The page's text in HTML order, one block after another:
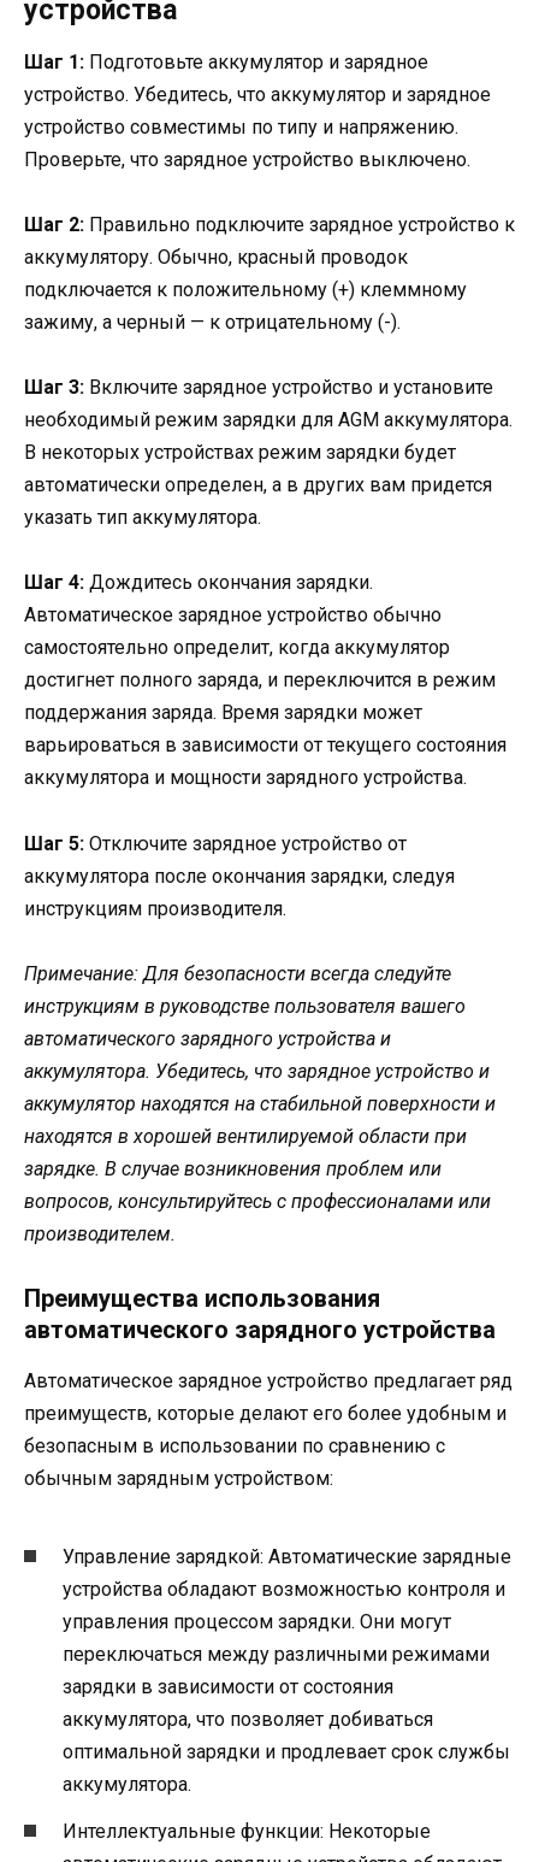
устройства
Шаг 1: Подготовьте аккумулятор и зарядное
устройство. Убедитесь, что аккумулятор и зарядное
устройство совместимы по типу и напряжению.
Проверьте, что зарядное устройство выключено.
Шаг 2: Правильно подключите зарядное устройство к
аккумулятору. Обычно, красный проводок
подключается к положительному (+) клеммному
зажиму, а черный — к отрицательному (-).
Шаг 3: Включите зарядное устройство и установите
необходимый режим зарядки для AGM аккумулятора.
В некоторых устройствах режим зарядки будет
автоматически определен, а в других вам придется
указать тип аккумулятора.
Шаг 4: Дождитесь окончания зарядки.
Автоматическое зарядное устройство обычно
самостоятельно определит, когда аккумулятор
достигнет полного заряда, и переключится в режим
поддержания заряда. Время зарядки может
варьироваться в зависимости от текущего состояния
аккумулятора и мощности зарядного устройства.
Шаг 5: Отключите зарядное устройство от
аккумулятора после окончания зарядки, следуя
инструкциям производителя.
Примечание: Для безопасности всегда следуйте
инструкциям в руководстве пользователя вашего
автоматического зарядного устройства и
аккумулятора. Убедитесь, что зарядное устройство и
аккумулятор находятся на стабильной поверхности и
находятся в хорошей вентилируемой области при
зарядке. В случае возникновения проблем или
вопросов, консультируйтесь с профессионалами или
производителем.
Преимущества использования
автоматического зарядного устройства
Автоматическое зарядное устройство предлагает ряд
преимуществ, которые делают его более удобным и
безопасным в использовании по сравнению с
обычным зарядным устройством:
Управление зарядкой: Автоматические зарядные
устройства обладают возможностью контроля и
управления процессом зарядки. Они могут
переключаться между различными режимами
зарядки в зависимости от состояния
аккумулятора, что позволяет добиваться
оптимальной зарядки и продлевает срок службы
аккумулятора.
Интеллектуальные функции: Некоторые